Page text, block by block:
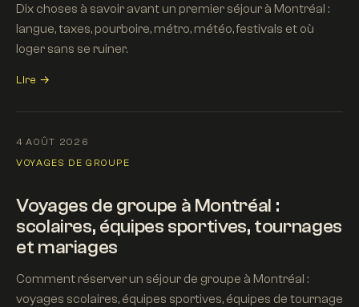
Dix choses à savoir avant un premier séjour à Montréal :
langue, taxes, pourboire, métro, météo, festivals et où
loger sans se ruiner.
Lire →
4 AOÛT 2026
VOYAGES DE GROUPE
Voyages de groupe à Montréal :
scolaires, équipes sportives, tournages
et mariages
Comment réserver un séjour de groupe à Montréal :
voyages scolaires, équipes sportives, équipes de tournage